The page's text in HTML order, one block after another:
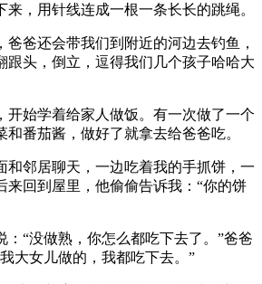
，用针线连成一根一条长长的跳绳。
爸爸还会带我们到附近的河边去钓鱼，
跟头，倒立，逗得我们几个孩子哈哈大
开始学着给家人做饭。有一次做了一个
番茄酱，做好了就拿去给爸爸吃。
和邻居聊天，一边吃着我的手抓饼，一
来回到屋里，他偷偷告诉我：“你的饼
：“没做熟，你怎么都吃下去了。”爸爸
大女儿做的，我都吃下去。”